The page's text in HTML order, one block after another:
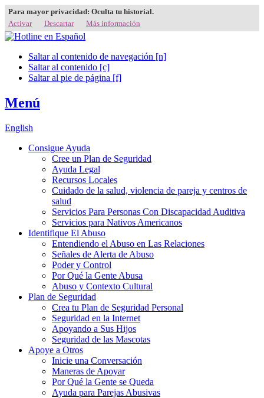
Para mayor privacidad: Oculta tu historial.
Activar
Descartar Más información
Saltar al contenido de navegación [n]
Saltar al contenido [c]
Saltar al pie de página [f]
Menú
English
Consigue Ayuda
Cree un Plan de Seguridad
Ayuda Legal
Recursos Locales
Cuidado de la salud, violencia de pareja y centros de
salud
Servicios Para Personas Con Discapacidad Auditiva
Servicios para Nativos Americanos
Identifique El Abuso
Entendiendo el Abuso en Las Relaciones
Señales de Alerta de Abuso
Poder y Control
Por Qué la Gente Abusa
Abuso y Contexto Cultural
Plan de Seguridad
Crea tu Plan de Seguridad Personal
Seguridad en la Internet
Apoyando a Sus Hijos
Seguridad de las Mascotas
Apoye a Otros
Inicie una Conversación
Maneras de Apoyar
Por Qué la Gente se Queda
Ayuda para Parejas Abusivas